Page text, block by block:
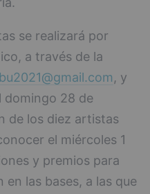
se realizará por
a través de la
, y
domingo 28 de
de los diez artistas
el miércoles 1
y premios para
las bases, a las que